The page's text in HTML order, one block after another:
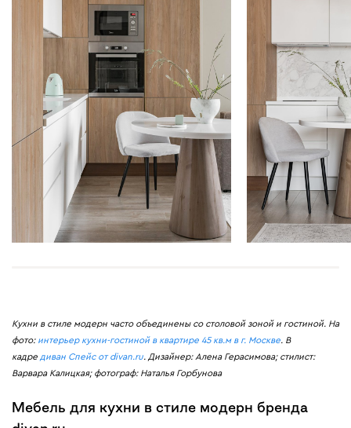
Кухни в стиле модерн часто объединены со столовой зоной и гостиной. На
фото: интерьер кухни-гостиной в квартире 45 кв.м в г. Москве. В
кадре диван Спейс от divan.ru. Дизайнер: Алена Герасимова; стилист:
Варвара Калицкая; фотограф: Наталья Горбунова
Мебель для кухни в стиле модерн бренда